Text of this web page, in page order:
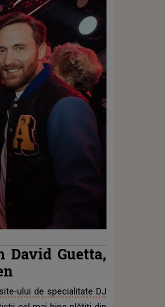
David Guetta,
site-ului de specialitate DJ